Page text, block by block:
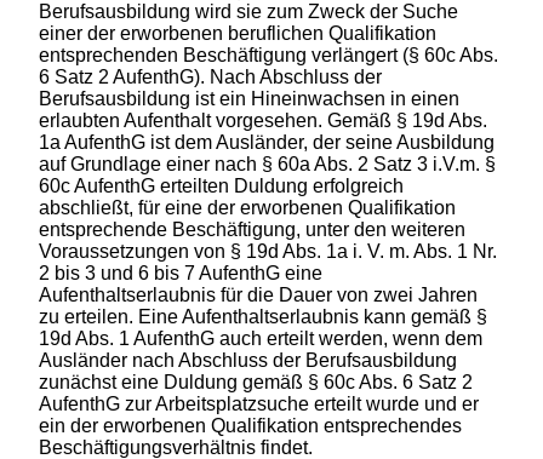
Berufsausbildung wird sie zum Zweck der Suche
einer der erworbenen beruflichen Qualifikation
entsprechenden Beschäftigung verlängert (§ 60c Abs.
6 Satz 2 AufenthG). Nach Abschluss der
Berufsausbildung ist ein Hineinwachsen in einen
erlaubten Aufenthalt vorgesehen. Gemäß § 19d Abs.
1a AufenthG ist dem Ausländer, der seine Ausbildung
auf Grundlage einer nach § 60a Abs. 2 Satz 3 i.V.m. §
60c AufenthG erteilten Duldung erfolgreich
abschließt, für eine der erworbenen Qualifikation
entsprechende Beschäftigung, unter den weiteren
Voraussetzungen von § 19d Abs. 1a i. V. m. Abs. 1 Nr.
2 bis 3 und 6 bis 7 AufenthG eine
Aufenthaltserlaubnis für die Dauer von zwei Jahren
zu erteilen. Eine Aufenthaltserlaubnis kann gemäß §
19d Abs. 1 AufenthG auch erteilt werden, wenn dem
Ausländer nach Abschluss der Berufsausbildung
zunächst eine Duldung gemäß § 60c Abs. 6 Satz 2
AufenthG zur Arbeitsplatzsuche erteilt wurde und er
ein der erworbenen Qualifikation entsprechendes
Beschäftigungsverhältnis findet.